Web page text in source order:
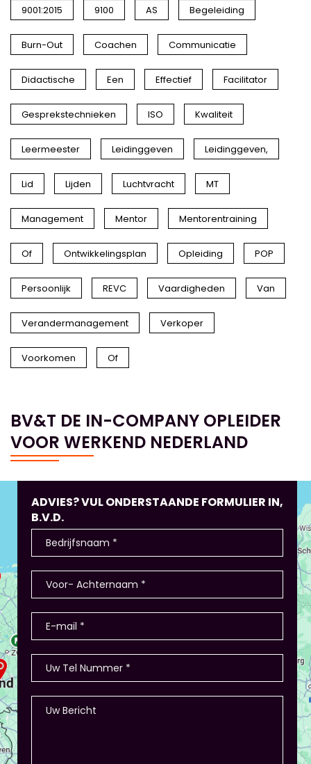
9001:2015 9100 AS Begeleiding
Burn-Out Coachen Communicatie
Didactische Een Effectief Facilitator
Gesprekstechnieken ISO Kwaliteit
Leermeester Leidinggeven Leidinggeven,
Lid Lijden Luchtvracht MT
Management Mentor Mentorentraining
Of Ontwikkelingsplan Opleiding POP
Persoonlijk REVC Vaardigheden Van
Verandermanagement Verkoper
Voorkomen Of
BV&T DE IN-COMPANY OPLEIDER
VOOR WERKEND NEDERLAND
ADVIES? VUL ONDERSTAANDE FORMULIER IN,
B.V.D.